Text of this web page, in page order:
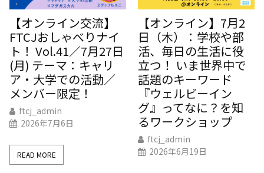
【オンライン交流】
FTCJおしゃべりナイ
ト！ Vol.41／7月27日
(月) テーマ：キャリ
ア・大学での活動／
メンバー限定！
ftcj_admin
2026年7月6日
READ MORE
【オンライン】7月2
日（木）：学校や部
活、毎日の生活に役
立つ！ いま世界中で
話題のキーワード
『ウェルビーイン
グ』ってなに？を知
るワークショップ
ftcj_admin
2026年6月19日